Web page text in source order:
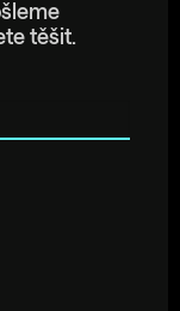
těšit.